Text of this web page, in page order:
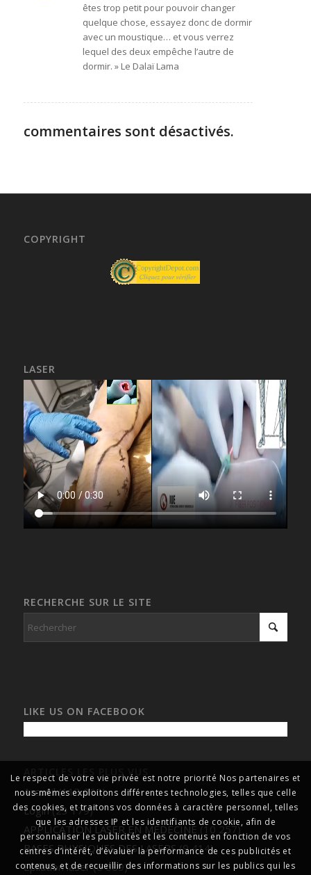
êtes trop petit pour pouvoir changer
quelque chose, essayez donc de dormir
avec un moustique… et vous verrez
lequel des deux empêche l’autre de
dormir. » Le Dalaï Lama
commentaires sont désactivés.
COPYRIGHT
LASER
RECHERCHE SUR LE SITE
LIKE US ON FACEBOOK
ARTICLES LES PLUS VUS
Accueil (113 060)
Login (23 179)
APPLICATION LASER EN MEDECINE (10 257)
BASES PHYSIQUES DES LASERS (9 414)
Epilation laser (6 689)
Le respect de votre vie privée est notre priorité Nos partenaires et
nous-mêmes exploitons différentes technologies, telles que celle
des cookies, et traitons vos données à caractère personnel, telles
que les adresses IP et les identifiants de cookie, afin de
personnaliser les publicités et les contenus en fonction de vos
centres d’intérêt, d’évaluer la performance de ces publicités et
contenus, et de recueillir des informations sur les publics qui les